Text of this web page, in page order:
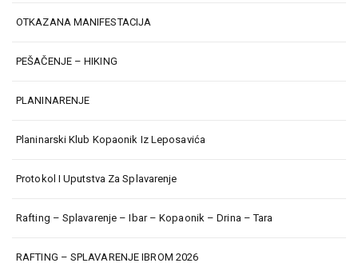
OTKAZANA MANIFESTACIJA
PEŠAČENJE – HIKING
PLANINARENJE
Planinarski Klub Kopaonik Iz Leposavića
Protokol I Uputstva Za Splavarenje
Rafting – Splavarenje – Ibar – Kopaonik – Drina – Tara
RAFTING – SPLAVARENJE IBROM 2026